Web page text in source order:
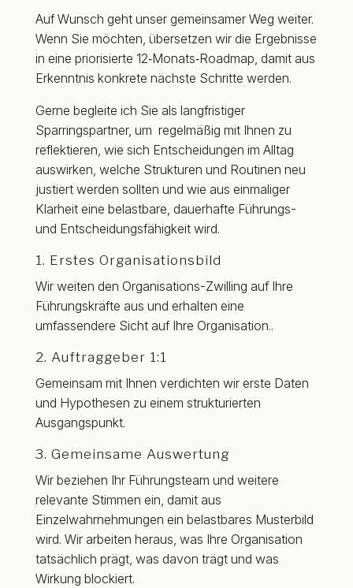
Auf Wunsch geht unser gemeinsamer Weg weiter.
Wenn Sie möchten, übersetzen wir die Ergebnisse
in eine priorisierte 12‑Monats‑Roadmap, damit aus
Erkenntnis konkrete nächste Schritte werden.
Gerne begleite ich Sie als langfristiger
Sparringspartner, um regelmäßig mit Ihnen zu
reflektieren, wie sich Entscheidungen im Alltag
auswirken, welche Strukturen und Routinen neu
justiert werden sollten und wie aus einmaliger
Klarheit eine belastbare, dauerhafte Führungs-
und Entscheidungsfähigkeit wird.
1. Erstes Organisationsbild
Wir weiten den Organisations-Zwilling auf Ihre
Führungskräfte aus und erhalten eine
umfassendere Sicht auf Ihre Organisation..
2. Auftraggeber 1:1
Gemeinsam mit Ihnen verdichten wir erste Daten
und Hypothesen zu einem strukturierten
Ausgangspunkt.
3. Gemeinsame Auswertung
Wir beziehen Ihr Führungsteam und weitere
relevante Stimmen ein, damit aus
Einzelwahrnehmungen ein belastbares Musterbild
wird. Wir arbeiten heraus, was Ihre Organisation
tatsächlich prägt, was davon trägt und was
Wirkung blockiert.